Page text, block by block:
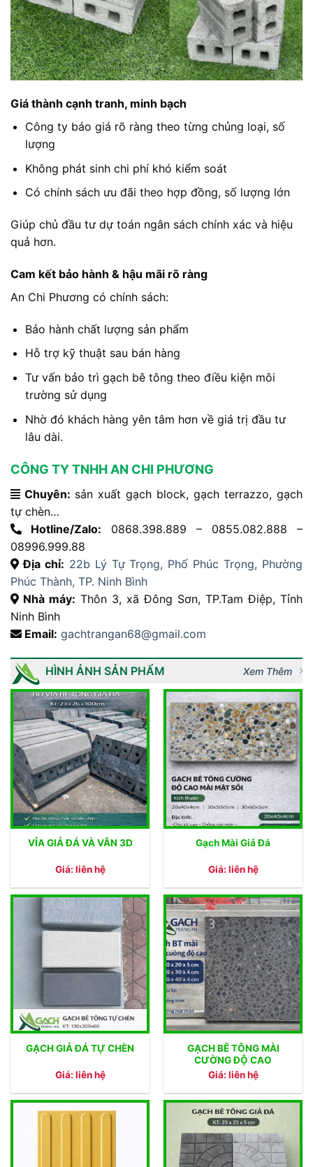
Giá thành cạnh tranh, minh bạch
Công ty báo giá rõ ràng theo từng chủng loại, số
lượng
Không phát sinh chi phí khó kiểm soát
Có chính sách ưu đãi theo hợp đồng, số lượng lớn
Giúp chủ đầu tư dự toán ngân sách chính xác và hiệu
quả hơn.
Cam kết bảo hành & hậu mãi rõ ràng
An Chi Phương có chính sách:
Bảo hành chất lượng sản phẩm
Hỗ trợ kỹ thuật sau bán hàng
Tư vấn bảo trì gạch bê tông theo điều kiện môi
trường sử dụng
Nhờ đó khách hàng yên tâm hơn về giá trị đầu tư
lâu dài.
CÔNG TY TNHH AN CHI PHƯƠNG
Chuyên: sản xuất gạch block, gạch terrazzo, gạch
tự chèn…
Hotline/Zalo: 0868.398.889 – 0855.082.888 –
08996.999.88
Địa chỉ: 22b Lý Tự Trọng, Phố Phúc Trọng, Phường
Phúc Thành, TP. Ninh Bình
Nhà máy: Thôn 3, xã Đông Sơn, TP.Tam Điệp, Tỉnh
Ninh Bình
Email: gachtrangan68@gmail.com
HÌNH ẢNH SẢN PHẨM Xem Thêm
VỈA GIẢ ĐÁ VÀ VÂN 3D
Giá: liên hệ
Gạch Mài Giả Đá
Giá: liên hệ
GẠCH GIẢ ĐÁ TỰ CHÈN
Giá: liên hệ
GẠCH BÊ TÔNG MÀI
CƯỜNG ĐỘ CAO
Giá: liên hệ